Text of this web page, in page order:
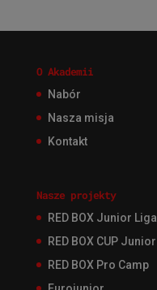
O Akademii
Nabór
Nasza misja
Kontakt
Nasze projekty
RED BOX Junior Liga
RED BOX CUP Junior
RED BOX Pro Camp